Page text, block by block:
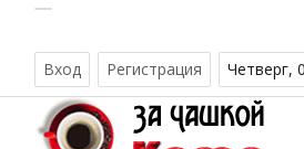
Вход Регистрация Четверг,